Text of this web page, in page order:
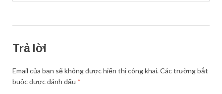
Trả lời
Email của bạn sẽ không được hiển thị công khai.Các trường bắt
buộc được đánh dấu *